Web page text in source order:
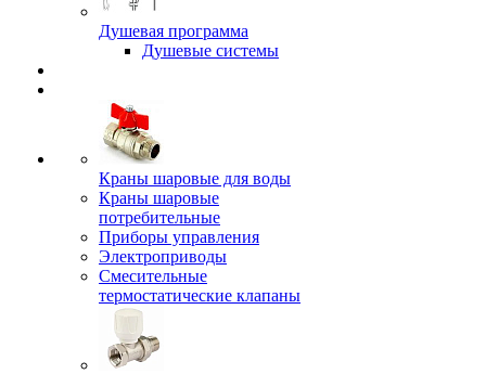
Душевая программа
Душевые системы
Краны шаровые для воды
Краны шаровые
потребительные
Приборы управления
Электроприводы
Смесительные
термостатические клапаны